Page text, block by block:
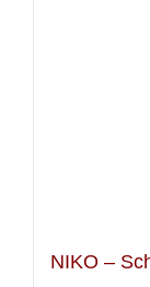
NIKO –